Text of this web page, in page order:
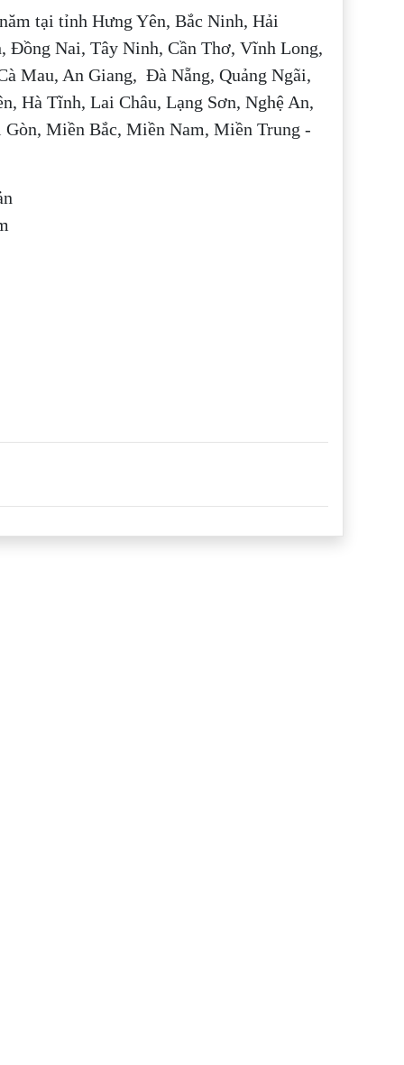
tại tỉnh Hưng Yên, Bắc Ninh, Hải
Đồng Nai, Tây Ninh, Cần Thơ, Vĩnh Long,
Mau, An Giang, Đà Nẵng, Quảng Ngãi,
Hà Tĩnh, Lai Châu, Lạng Sơn, Nghệ An,
Gòn, Miền Bắc, Miền Nam, Miền Trung -